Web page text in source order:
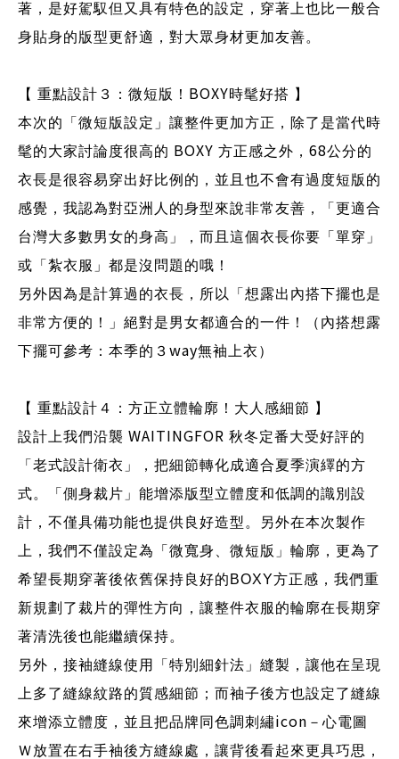
著，是好駕馭但又具有特色的設定，穿著上也比一般合
身貼身的版型更舒適，對大眾身材更加友善。
【 重點設計３：微短版！ BOXY時髦好搭 】
本次的「微短版設定」讓整件更加方正，除了是當代時
髦的大家討論度很高的 BOXY 方正感之外， 68公分的
衣長是很容易穿出好比例的，並且也不會有過度短版的
感覺，我認為對亞洲人的身型來說非常友善，「更適合
台灣大多數男女的身高」，而且這個衣長你要「單穿」
或「紮衣服」都是沒問題的哦！
另外因為是計算過的衣長，所以「想露出內搭下擺也是
非常方便的！」絕對是男女都適合的一件！（內搭想露
下擺可參考：本季的３ way無袖上衣）
【 重點設計４：方正立體輪廓！大人感細節 】
設計上我們沿襲 WAITINGFOR 秋冬定番大受好評的
「老式設計衛衣」，把細節轉化成適合夏季演繹的方
式。
「側身裁片」能增添版型立體度和低調的識別設
計，不僅具備功能也提供良好造型。另外在本次製作
上，我們不僅設定為「微寬身、微短版」輪廓，更為了
希望長期穿著後依舊保持良好的 BOXY方正感，我們重
新規劃了裁片的彈性方向，讓整件衣服的輪廓在長期穿
著清洗後也能繼續保持。
另外，接袖縫線使用「特別細針法」縫製，讓他在呈現
上多了縫線紋路的質感細節；而袖子後方也設定了縫線
來增添立體度，並且把品牌同色調刺繡icon －心電圖
Ｗ放置在右手袖後方縫線處，讓背後看起來更具巧思，